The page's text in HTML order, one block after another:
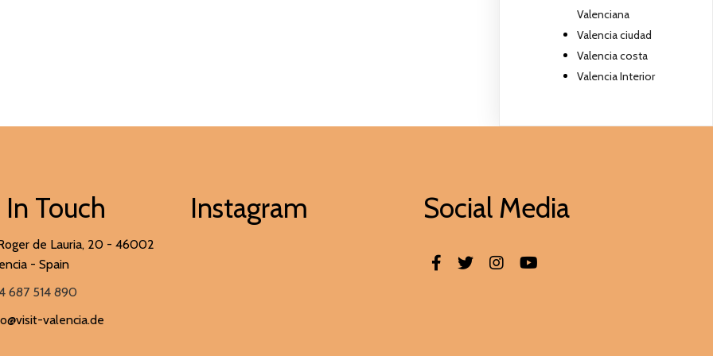
Valenciana
Valencia ciudad
Valencia costa
Valencia Interior
Touch
de Lauria, 20 - 46002
- Spain
687 514 890
valencia.de
Instagram Social Media